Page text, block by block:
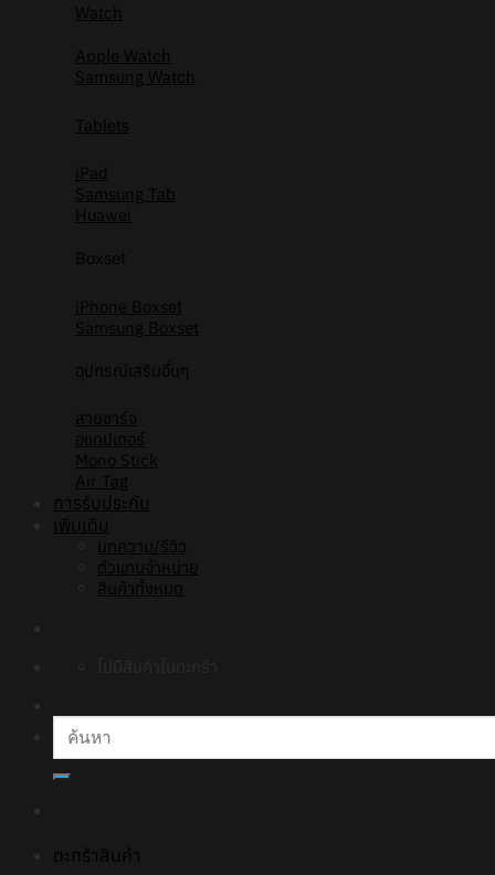
Watch
Apple Watch
Samsung Watch
Tablets
iPad
Samsung Tab
Huawei
Boxset
iPhone Boxset
Samsung Boxset
อุปกรณ์เสริมอื่นๆ
สายชาร์จ
อแดปเตอร์
Mono Stick
Air Tag
การรับประกัน
เพิ่มเติม
บทความ/รีวิว
ตัวแทนจำหน่าย
สินค้าทั้งหมด
ค้นหา:
ตะกร้าสินค้า